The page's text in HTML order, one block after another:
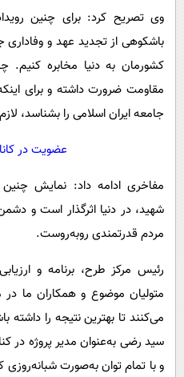
سیاست
وی تصریح کرد: برای چنین
باشکوهی از تجدید عهد و وفاداری
کشورمان به دنیا مخابره
مقاومت ضرورت داشته و برای
جامعه ایران اسلامی را بشناسد،
عضویت در
مفاخری ادامه داد: نمایش
شهید، در دنیا اثرگذار است و
مردم قدرتمندی روبه‌روست.
رئیس مرکز طرح، برنامه و
متولیان موضوع و همکاران ما
می‌کنند تا بهترین نتیجه را
سید رضی به‌عنوان مدیر پروژه در
و با تمام توان به‌صورت